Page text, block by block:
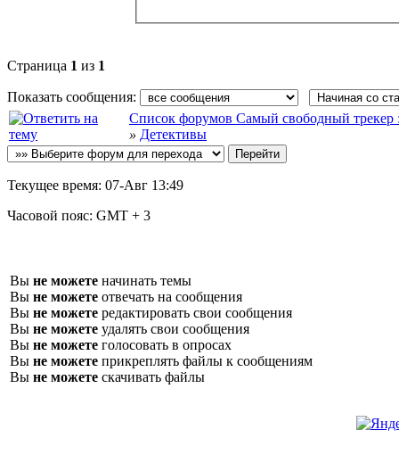
Страница 1 из 1
Показать сообщения:
Список форумов Самый свободный трекер
» Детективы
Текущее время: 07-Авг 13:49
Часовой пояс: GMT + 3
Вы не можете начинать темы
Вы не можете отвечать на сообщения
Вы не можете редактировать свои сообщения
Вы не можете удалять свои сообщения
Вы не можете голосовать в опросах
Вы не можете прикреплять файлы к сообщениям
Вы не можете скачивать файлы